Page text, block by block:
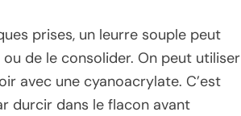
prises, un leurre souple peut
de le consolider. On peut utiliser
avec une cyanoacrylate. C’est
durcir dans le flacon avant